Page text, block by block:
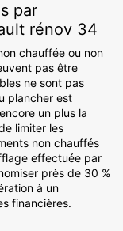
par
rénov 34
chauffée ou non
pas être
ne sont pas
plancher est
un plus la
limiter les
non chauffés
effectuée par
près de 30 %
à un
financières.